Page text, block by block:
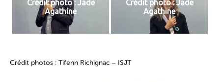
Crédit photo : Jade
Agathine
Crédit photo : Jade
Agathine
Crédit photos : Tifenn Richignac – ISJT